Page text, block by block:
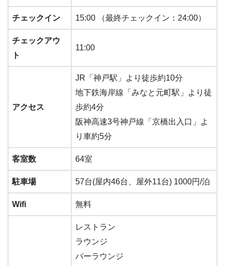
チェックイン 15:00 （最終チェックイン：24:00）
チェックアウ
ト
11:00
アクセス
JR「神戸駅」より徒歩約10分
地下鉄海岸線「みなと元町駅」より徒
歩約4分
阪神高速3号神戸線「京橋出入口」よ
り車約5分
客室数 64室
駐車場 57台(屋内46台、屋外11台) 1000円/泊
Wifi 無料
レストラン
ラウンジ
バーラウンジ